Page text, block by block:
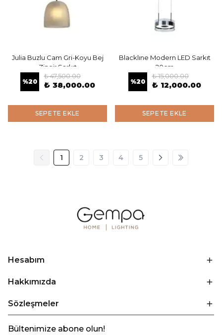
Julia Buzlu Cam Gri-Koyu Bej
Zincir Sarkıt
%20
₺ 47,500.00
₺ 38,000.00
SEPETE EKLE
Blacklıne Modern LED Sarkıt
20cm
%20
₺ 15,000.00
₺ 12,000.00
SEPETE EKLE
1 2 3 4 5
Hesabım
Hakkımızda
Sözleşmeler
Bültenimize abone olun!